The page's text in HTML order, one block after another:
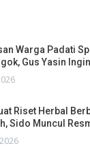
Warga Padati
Gus Yasin
Riset Herbal
Sido Muncul